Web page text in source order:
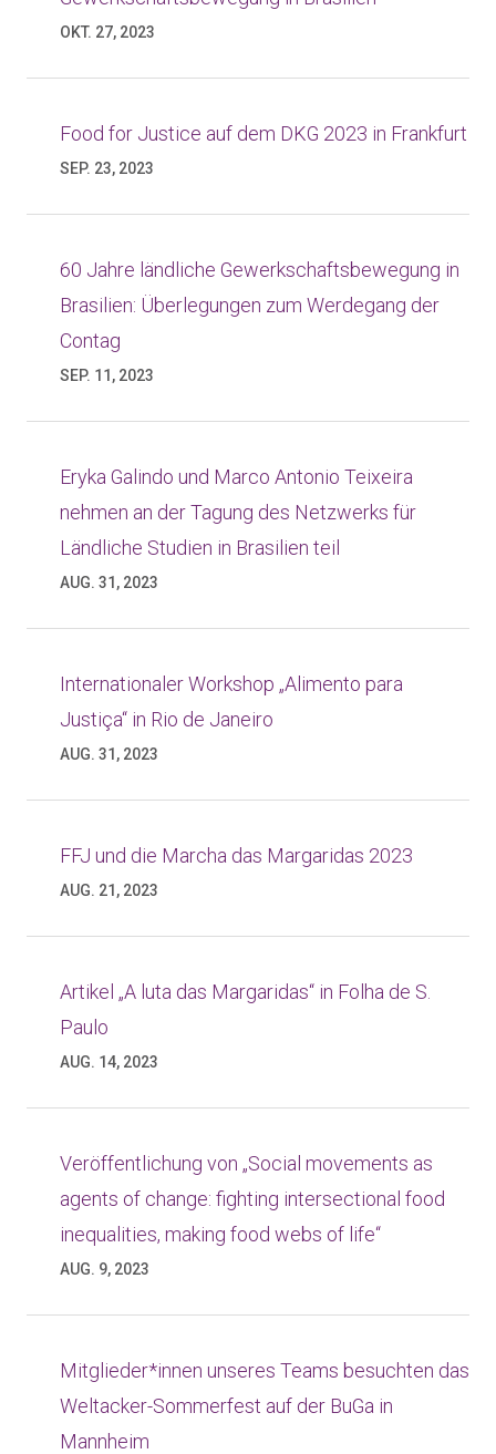
OKT. 27, 2023
Food for Justice auf dem DKG 2023 in Frankfurt
SEP. 23, 2023
60 Jahre ländliche Gewerkschaftsbewegung in
Brasilien: Überlegungen zum Werdegang der
Contag
SEP. 11, 2023
Eryka Galindo und Marco Antonio Teixeira
nehmen an der Tagung des Netzwerks für
Ländliche Studien in Brasilien teil
AUG. 31, 2023
Internationaler Workshop „Alimento para
Justiça“ in Rio de Janeiro
AUG. 31, 2023
FFJ und die Marcha das Margaridas 2023
AUG. 21, 2023
Artikel „A luta das Margaridas“ in Folha de S.
Paulo
AUG. 14, 2023
Veröffentlichung von „Social movements as
agents of change: fighting intersectional food
inequalities, making food webs of life“
AUG. 9, 2023
Mitglieder*innen unseres Teams besuchten das
Weltacker-Sommerfest auf der BuGa in
Mannheim